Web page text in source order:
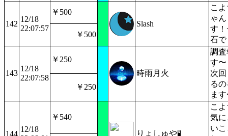
142
12/18
22:07:57
￥500
Slash
こ
ゃ
す
石
￥500
143
12/18
22:07:58
￥250
時雨月火
調
す
次
る
ま
￥250
144
12/18
￥540
りょしゅや🧪
こ
気
い